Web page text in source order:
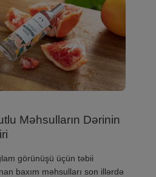
Məhsulların Dərinin
görünüşü üçün təbii
baxım məhsulları son illərdə